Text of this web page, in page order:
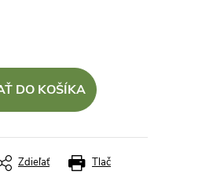
DO KOŠÍKA
Tlač
Zdieľať